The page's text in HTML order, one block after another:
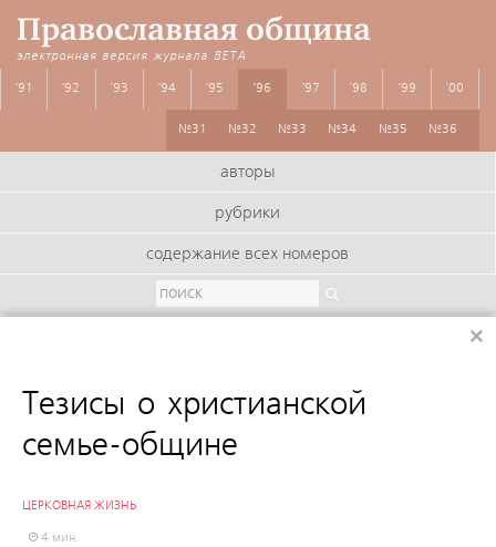
Православная община
электронная версия журнала BETA
'91 '92 '93 '94 '95 '96
№31 №32 №33 №34 №35 №36
'97 '98 '99 '00
авторы
рубрики
содержание всех номеров
Тезисы о христианской
семье-общине
ЦЕРКОВНАЯ ЖИЗНЬ
4 мин.
×